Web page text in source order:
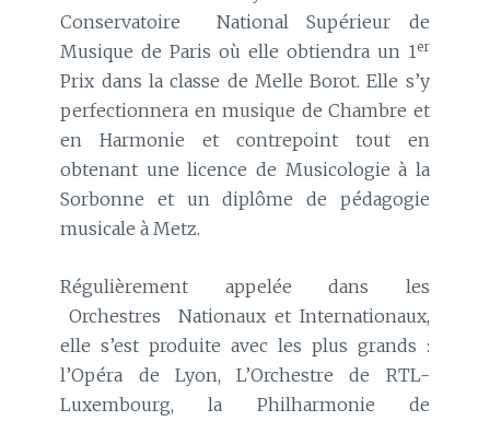
Conservatoire National Supérieur de
Musique de Paris où elle obtiendra un 1er
Prix dans la classe de Melle Borot. Elle s’y
perfectionnera en musique de Chambre et
en Harmonie et contrepoint tout en
obtenant une licence de Musicologie à la
Sorbonne et un diplôme de pédagogie
musicale à Metz.
Régulièrement appelée dans les
Orchestres Nationaux et Internationaux,
elle s’est produite avec les plus grands :
l’Opéra de Lyon, L’Orchestre de RTL-
Luxembourg, la Philharmonie de